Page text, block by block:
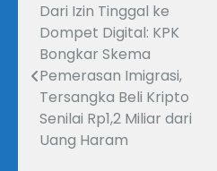
Navigasi
pos
Dari Izin Tinggal ke
Dompet Digital: KPK
Bongkar Skema
Pemerasan Imigrasi,
Tersangka Beli Kripto
Senilai Rp1,2 Miliar dari
Uang Haram